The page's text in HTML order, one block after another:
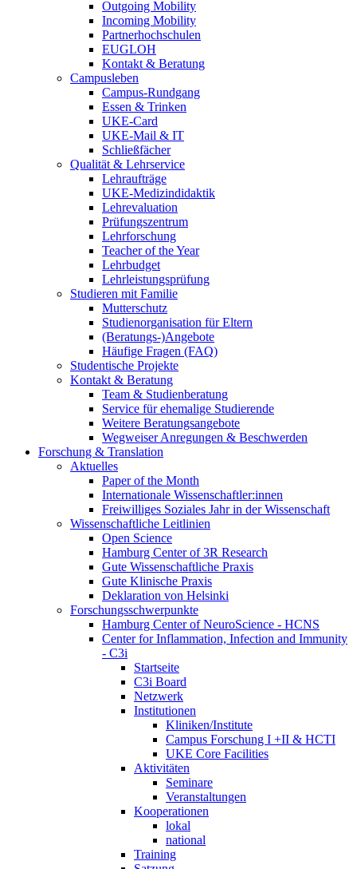
Outgoing Mobility
Incoming Mobility
Partnerhochschulen
EUGLOH
Kontakt & Beratung
Campusleben
Campus-Rundgang
Essen & Trinken
UKE-Card
UKE-Mail & IT
Schließfächer
Qualität & Lehrservice
Lehraufträge
UKE-Medizindidaktik
Lehrevaluation
Prüfungszentrum
Lehrforschung
Teacher of the Year
Lehrbudget
Lehrleistungsprüfung
Studieren mit Familie
Mutterschutz
Studienorganisation für Eltern
(Beratungs-)Angebote
Häufige Fragen (FAQ)
Studentische Projekte
Kontakt & Beratung
Team & Studienberatung
Service für ehemalige Studierende
Weitere Beratungsangebote
Wegweiser Anregungen & Beschwerden
Forschung & Translation
Aktuelles
Paper of the Month
Internationale Wissenschaftler:innen
Freiwilliges Soziales Jahr in der Wissenschaft
Wissenschaftliche Leitlinien
Open Science
Hamburg Center of 3R Research
Gute Wissenschaftliche Praxis
Gute Klinische Praxis
Deklaration von Helsinki
Forschungsschwerpunkte
Hamburg Center of NeuroScience - HCNS
Center for Inflammation, Infection and Immunity
- C3i
Startseite
C3i Board
Netzwerk
Institutionen
Kliniken/Institute
Campus Forschung I +II & HCTI
UKE Core Facilities
Aktivitäten
Seminare
Veranstaltungen
Kooperationen
lokal
national
Training